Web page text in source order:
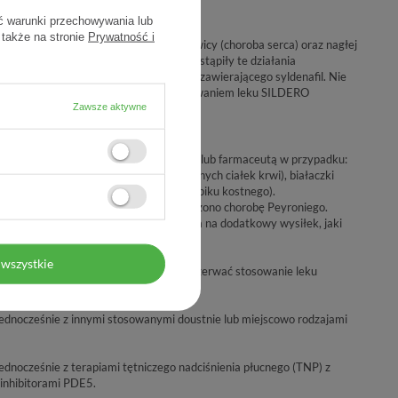
zgłaszano przypadki niestabilnej dławicy (choroba serca) oraz nagłej
u wszystkich pacjentów, u których wystąpiły te działania
występowały przed przyjęciem leku zawierającego syldenafil. Nie
niepożądane miały związek ze stosowaniem leku SILDERO
należy omówić to z lekarzem lub farmaceutą w przypadku:
(nieprawidłowość dotycząca czerwonych ciałek krwi), białaczki
mnogiego (choroba nowotworowa szpiku kostnego).
zniekształcenie prącia lub stwierdzono chorobę Peyroniego.
ocenić, czy stan serca pozwala na dodatkowy wysiłek, jaki
(takich jak hemofilia).
lub nagła utrata wzroku, należy przerwać stosowanie leku
się z lekarzem.
z innymi stosowanymi doustnie lub miejscowo rodzajami
z terapiami tętniczego nadciśnienia płucnego (TNP) z
PDE5.
warunki przechowywania lub
na stronie Prywatność i
Zawsze aktywne